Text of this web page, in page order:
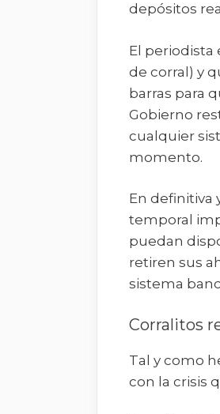
depósitos
El
de corral) y
barras para
Gobierno
cualquier
momento.
En definitiva
temporal
puedan
retiren sus
sistema
Corralitos
Tal y como
con la crisis